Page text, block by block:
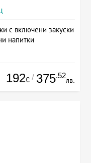
с включени закуски
напитки
192€ / 375.52
лв.